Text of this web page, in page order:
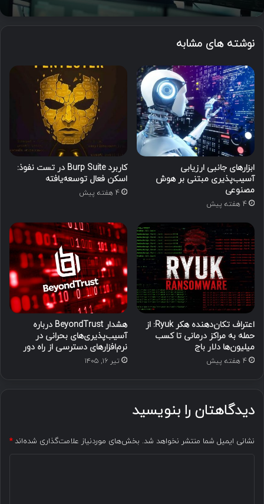
نوشته های مشابه
ابزارهای جانبی ارزیابی
آسیب‌پذیری مبتنی بر هوش
مصنوعی
4 هفته پیش
کاربرد Burp Suite در تست نفوذ:
اسکن فعال توسعه‌یافته
4 هفته پیش
اعتراف تکان‌دهنده هکر Ryuk: از
حمله به مراکز درمانی تا کسب
میلیون‌ها دلار باج
4 هفته پیش
هشدار BeyondTrust درباره
آسیب‌پذیری‌های بحرانی در
نرم‌افزارهای دسترسی از راه دور
تیر ۱۶, ۱۴۰۵
دیدگاهتان را بنویسید
نشانی ایمیل شما منتشر نخواهد شد. بخش‌های موردنیاز علامت‌گذاری شده‌اند*